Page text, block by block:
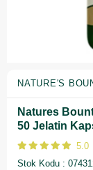
NATURE'S
Natures
50 Jelatin
5.0
Stok Kodu